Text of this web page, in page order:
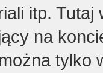
itp. Tutaj
na
tylko